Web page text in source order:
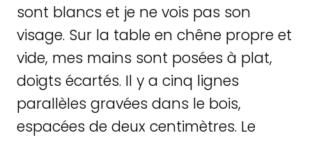
sont blancs et je ne vois pas son
visage. Sur la table en chêne propre et
vide, mes mains sont posées à plat,
doigts écartés. Il y a cinq lignes
parallèles gravées dans le bois,
espacées de deux centimètres. Le